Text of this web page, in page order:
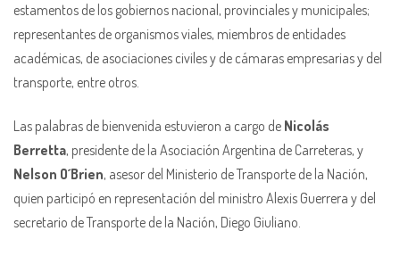
estamentos de los gobiernos nacional, provinciales y municipales;
representantes de organismos viales, miembros de entidades
académicas, de asociaciones civiles y de cámaras empresarias y del
transporte, entre otros.
Las palabras de bienvenida estuvieron a cargo de Nicolás
Berretta, presidente de la Asociación Argentina de Carreteras, y
Nelson O´Brien, asesor del Ministerio de Transporte de la Nación,
quien participó en representación del ministro Alexis Guerrera y del
secretario de Transporte de la Nación, Diego Giuliano.